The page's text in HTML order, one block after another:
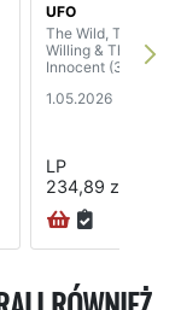
UFO
The Wild, The
Willing & The
Innocent (3LP)
1.05.2026
LP
234,89 zł